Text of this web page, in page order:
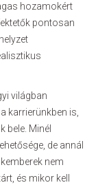
hozamokért
pontosan
világban
karrierünkben is,
bele. Minél
de annál
nem
és mikor kell